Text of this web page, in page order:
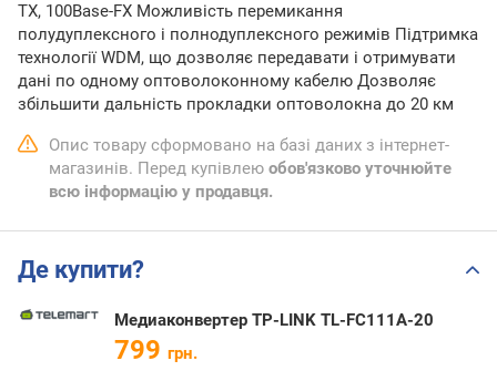
TX, 100Base-FX Можливість перемикання
полудуплексного і полнодуплексного режимів Підтримка
технології WDM, що дозволяє передавати і отримувати
дані по одному оптоволоконному кабелю Дозволяє
збільшити дальність прокладки оптоволокна до 20 км
Опис товару сформовано на базі даних з інтернет-
магазинів. Перед купівлею обов'язково уточнюйте
всю інформацію у продавця.
Де купити?
Медиаконвертер TP-LINK TL-FC111A-20
799 грн.